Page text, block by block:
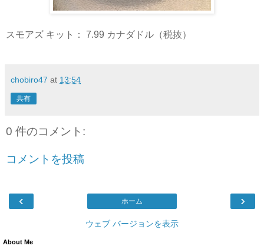
スモアズ キット： 7.99 カナダドル（税抜）
chobiro47 at 13:54
共有
0 件のコメント:
コメントを投稿
‹ ›
ホーム
ウェブ バージョンを表示
About Me